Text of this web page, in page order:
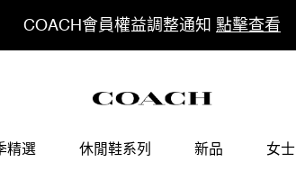
COACH會員權益調整通知 點擊查看
精選 休閒鞋系列 新品 女士